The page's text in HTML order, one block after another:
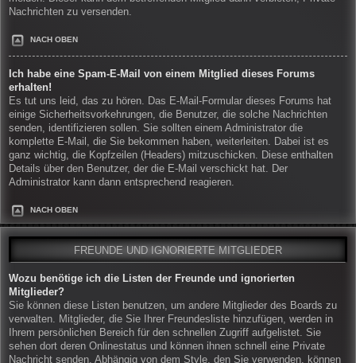
Nachrichten zu versenden.
NACH OBEN
Ich habe eine Spam-E-Mail von einem Mitglied dieses Forums
erhalten!
Es tut uns leid, das zu hören. Das E-Mail-Formular dieses Forums hat
einige Sicherheitsvorkehrungen, die Benutzer, die solche Nachrichten
senden, identifizieren sollen. Sie sollten einem Administrator die
komplette E-Mail, die Sie bekommen haben, weiterleiten. Dabei ist es
ganz wichtig, die Kopfzeilen (Headers) mitzuschicken. Diese enthalten
Details über den Benutzer, der die E-Mail verschickt hat. Der
Administrator kann dann entsprechend reagieren.
NACH OBEN
FREUNDE UND IGNORIERTE MITGLIEDER
Wozu benötige ich die Listen der Freunde und ignorierten
Mitglieder?
Sie können diese Listen benutzen, um andere Mitglieder des Boards zu
verwalten. Mitglieder, die Sie Ihrer Freundesliste hinzufügen, werden in
Ihrem persönlichen Bereich für den schnellen Zugriff aufgelistet. Sie
sehen dort deren Onlinestatus und können ihnen schnell eine Private
Nachricht senden. Abhängig von dem Style, den Sie verwenden, können